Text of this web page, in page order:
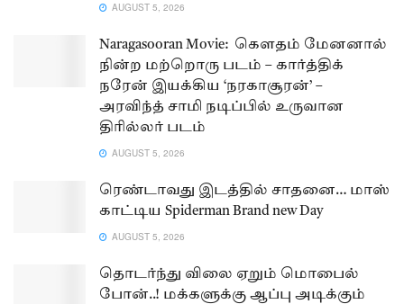
AUGUST 5, 2026
Naragasooran Movie: கௌதம் மேனனால்
நின்ற மற்றொரு படம் – கார்த்திக்
நரேன் இயக்கிய ‘நரகாசூரன்’ –
அரவிந்த் சாமி நடிப்பில் உருவான
திரில்லர் படம்
AUGUST 5, 2026
ரெண்டாவது இடத்தில் சாதனை… மாஸ்
காட்டிய Spiderman Brand new Day
AUGUST 5, 2026
தொடர்ந்து விலை ஏறும் மொபைல்
போன்..! மக்களுக்கு ஆப்பு அடிக்கும்